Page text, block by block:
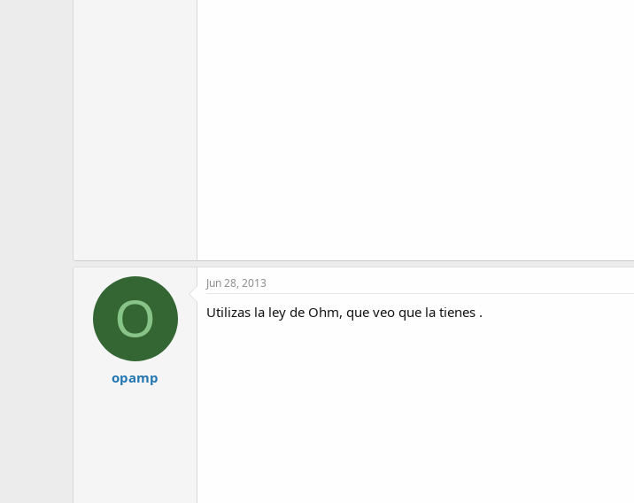
O
opamp
Jun 28, 2013
Utilizas la ley de Ohm, que veo que la tienes .